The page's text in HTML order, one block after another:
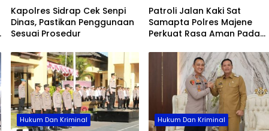
Kapolres Sidrap Cek Senpi
Dinas, Pastikan Penggunaan
Sesuai Prosedur
Patroli Jalan Kaki Sat
Samapta Polres Majene
Perkuat Rasa Aman Pada
Rawan Hingga Permukiman
Nelayan
Hukum Dan Kriminal Hukum Dan Kriminal